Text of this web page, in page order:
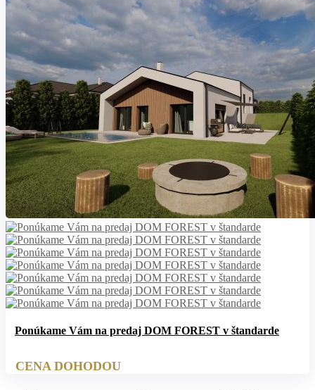
Ponúkame Vám na predaj DOM FOREST v štandarde
CENA DOHODOU